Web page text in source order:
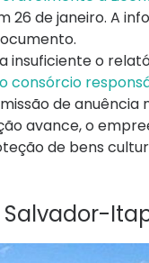
de janeiro. A
insuficiente o
consórcio
de
avance, o
de bens